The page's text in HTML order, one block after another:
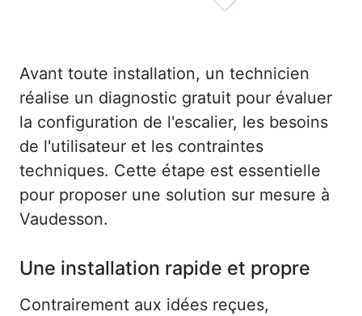
Avant toute installation, un technicien
réalise un diagnostic gratuit pour évaluer
la configuration de l'escalier, les besoins
de l'utilisateur et les contraintes
techniques. Cette étape est essentielle
pour proposer une solution sur mesure à
Vaudesson.
Une installation rapide et propre
Contrairement aux idées reçues,